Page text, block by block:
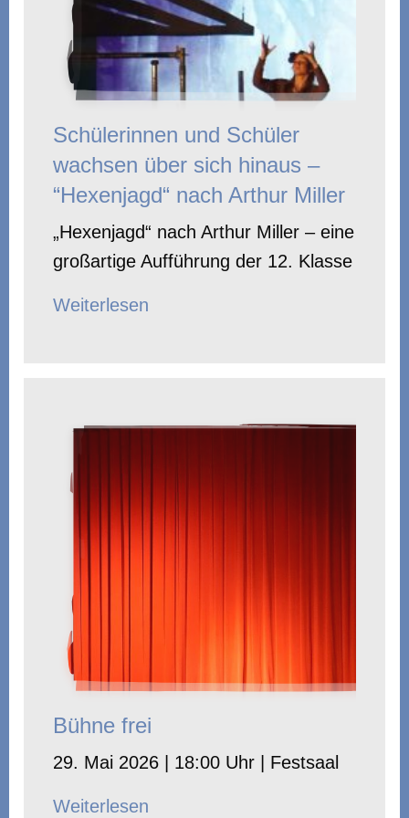
Schülerinnen und Schüler
wachsen über sich hinaus –
“Hexenjagd“ nach Arthur Miller
„Hexenjagd“ nach Arthur Miller – eine
großartige Aufführung der 12. Klasse
Weiterlesen
Bühne frei
29. Mai 2026 | 18:00 Uhr | Festsaal
Weiterlesen